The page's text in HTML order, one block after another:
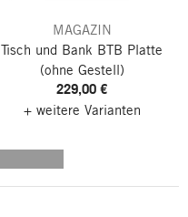
MAGAZIN
Tisch und Bank BTB Platte
(ohne Gestell)
229,00 €
+ weitere Varianten